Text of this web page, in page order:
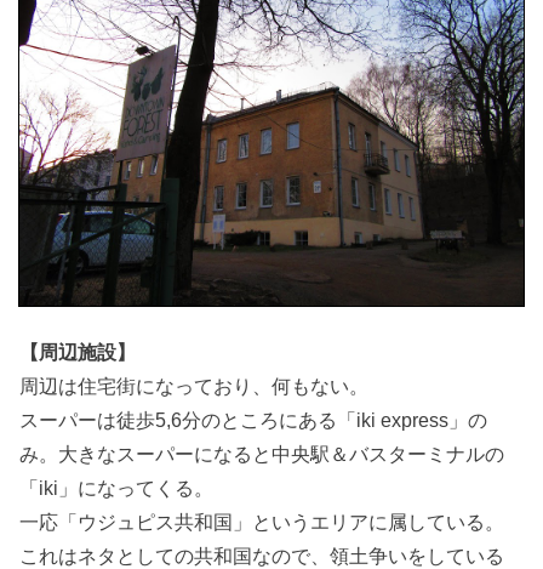
【周辺施設】
周辺は住宅街になっており、何もない。
スーパーは徒歩5,6分のところにある「iki express」の
み。大きなスーパーになると中央駅＆バスターミナルの
「iki」になってくる。
一応「ウジュピス共和国」というエリアに属している。
これはネタとしての共和国なので、領土争いをしている